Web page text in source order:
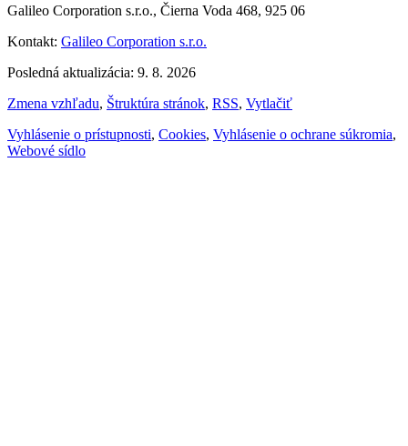
Galileo Corporation s.r.o., Čierna Voda 468, 925 06
Kontakt: Galileo Corporation s.r.o.
Posledná aktualizácia: 9. 8. 2026
Zmena vzhľadu, Štruktúra stránok, RSS, Vytlačiť
Vyhlásenie o prístupnosti, Cookies, Vyhlásenie o ochrane súkromia,
Webové sídlo